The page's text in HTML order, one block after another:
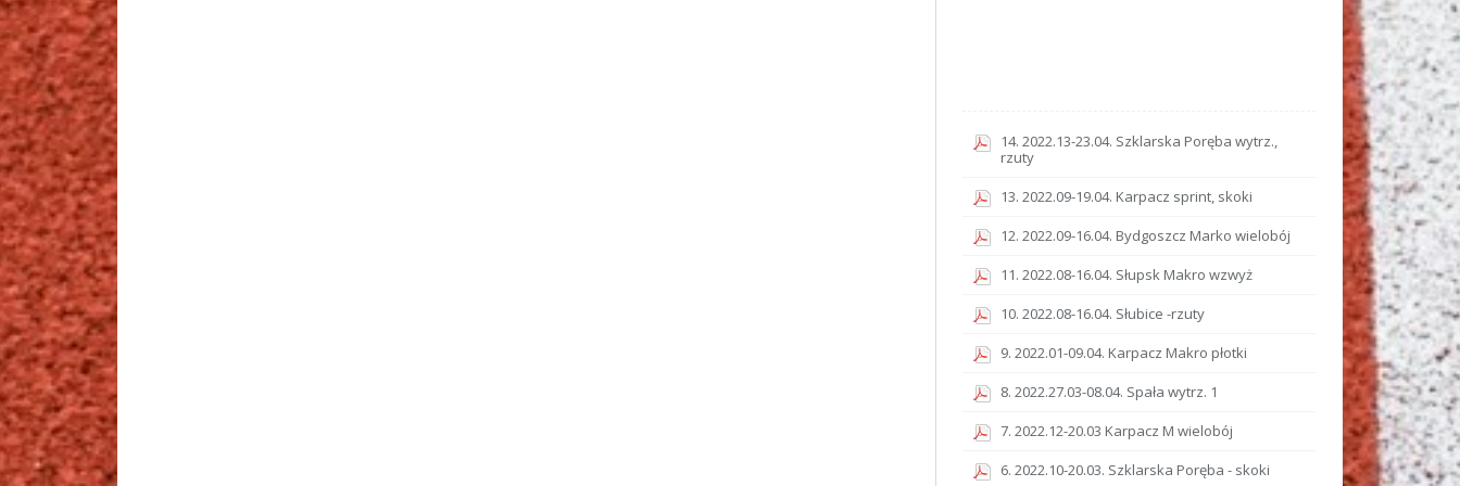
14. 2022.13-23.04. Szklarska Poręba wytrz.,
rzuty
13. 2022.09-19.04. Karpacz sprint, skoki
12. 2022.09-16.04. Bydgoszcz Marko wielobój
11. 2022.08-16.04. Słupsk Makro wzwyż
10. 2022.08-16.04. Słubice -rzuty
9. 2022.01-09.04. Karpacz Makro płotki
8. 2022.27.03-08.04. Spała wytrz. 1
7. 2022.12-20.03 Karpacz M wielobój
6. 2022.10-20.03. Szklarska Poręba - skoki